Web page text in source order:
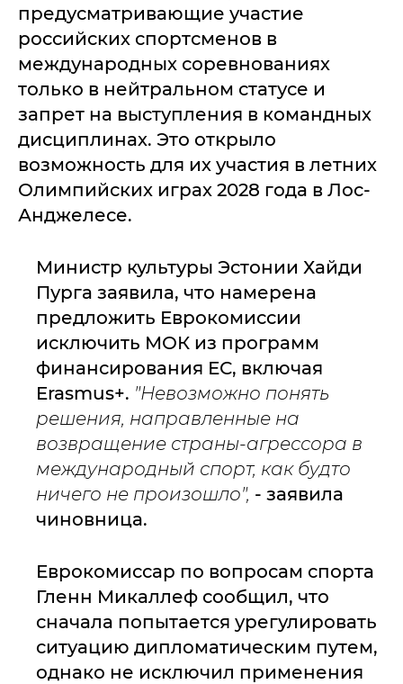
предусматривающие участие
российских спортсменов в
международных соревнованиях
только в нейтральном статусе и
запрет на выступления в командных
дисциплинах. Это открыло
возможность для их участия в летних
Олимпийских играх 2028 года в Лос-
Анджелесе.
Министр культуры Эстонии Хайди
Пурга заявила, что намерена
предложить Еврокомиссии
исключить МОК из программ
финансирования ЕС, включая
Erasmus+. "Невозможно понять
решения, направленные на
возвращение страны-агрессора в
международный спорт, как будто
ничего не произошло", - заявила
чиновница.
Еврокомиссар по вопросам спорта
Гленн Микаллеф сообщил, что
сначала попытается урегулировать
ситуацию дипломатическим путем,
однако не исключил применения